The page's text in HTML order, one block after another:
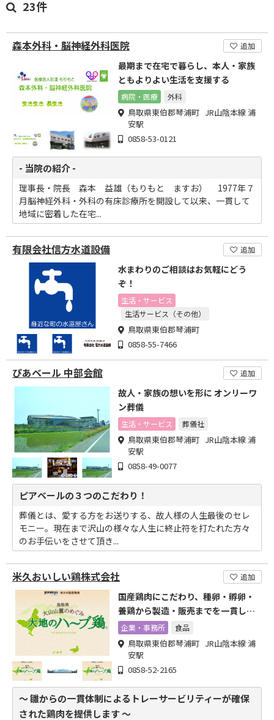
23件
森本外科・脳神経外科医院 追加
最期まで在宅で暮らし、本人・家族
ともよりよい生活を支援する
病院・医療 外科
鳥取県東伯郡琴浦町 JR山陰本線 浦
安駅
0858-53-0121
- 当院の紹介 -
理事長・院長 森本 益雄（もりもと ますお） 1977年７
月脳神経外科・外科の有床診療所を開設して以来、一貫して
地域に密着した在宅...
有限会社信方水道設備 追加
水まわりのご相談はお気軽にどう
ぞ！
生活・サービス
生活サービス（その他）
鳥取県東伯郡琴浦町
0858-55-7466
ぴあベール 中部会館 追加
故人・家族の想いを形に オンリーワ
ン葬儀
生活・サービス 葬儀社
鳥取県東伯郡琴浦町 JR山陰本線 浦
安駅
0858-49-0077
ピアベールの３つのこだわり！
葬儀とは、愛する方をお送りする、故人様の人生最後のセレ
モニー。現在まで沢山の様々な人生に終止符を打たれた方々
のお手伝いをさせて頂き...
米久おいしい鶏株式会社 追加
国産鶏肉にこだわり、種卵・孵卵・
養鶏から製造・販売までを一貫して
行っています
企業・事務所 食品
鳥取県東伯郡琴浦町 JR山陰本線 浦
安駅
0858-52-2165
～ 雛からの一貫体制によるトレーサービリティーが確保
された鶏肉を提供します ～